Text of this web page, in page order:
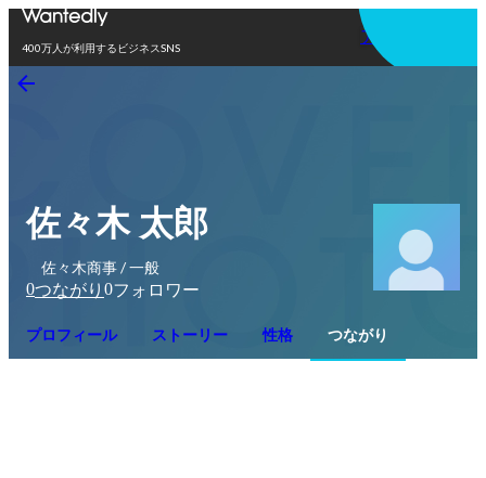
400万人が利用するビジネスSNS
アプリを使う
佐々木 太郎
佐々木商事 / 一般
0つながり 0フォロワー
プロフィール ストーリー 性格 つながり